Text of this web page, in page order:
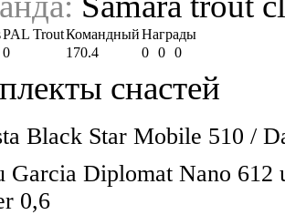
PAL TroutКомандныйНаграды
0 170.4 0 0 0
снастей
Black Star Mobile 510 /
Garcia Diplomat Nano
0,6